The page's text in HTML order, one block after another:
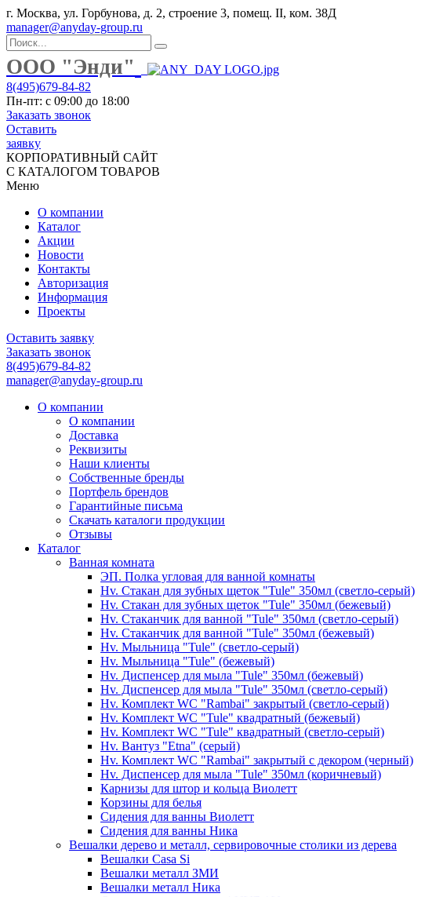
г. Москва, ул. Горбунова, д. 2, строение 3, помещ. II, ком. 38Д
manager@anyday-group.ru
ООО "Энди"
8(495)679-84-82
Пн-пт: с 09:00 до 18:00
Заказать звонок
Оставить
заявку
КОРПОРАТИВНЫЙ САЙТ
С КАТАЛОГОМ ТОВАРОВ
Меню
О компании
Каталог
Акции
Новости
Контакты
Авторизация
Информация
Проекты
Оставить заявку
Заказать звонок
8(495)679-84-82
manager@anyday-group.ru
О компании
О компании
Доставка
Реквизиты
Наши клиенты
Собственные бренды
Портфель брендов
Гарантийные письма
Скачать каталоги продукции
Отзывы
Каталог
Ванная комната
ЭП. Полка угловая для ванной комнаты
Hv. Стакан для зубных щеток "Tule" 350мл (светло-серый)
Hv. Стакан для зубных щеток "Tule" 350мл (бежевый)
Hv. Стаканчик для ванной "Tule" 350мл (светло-серый)
Hv. Стаканчик для ванной "Tule" 350мл (бежевый)
Hv. Мыльница "Tule" (светло-серый)
Hv. Мыльница "Tule" (бежевый)
Hv. Диспенсер для мыла "Tule" 350мл (бежевый)
Hv. Диспенсер для мыла "Tule" 350мл (светло-серый)
Hv. Комплект WC "Rambai" закрытый (светло-серый)
Hv. Комплект WC "Tule" квадратный (бежевый)
Hv. Комплект WC "Tule" квадратный (светло-серый)
Hv. Вантуз "Etna" (серый)
Hv. Комплект WC "Rambai" закрытый с декором (черный)
Hv. Диспенсер для мыла "Tule" 350мл (коричневый)
Карнизы для штор и кольца Виолетт
Корзины для белья
Сидения для ванны Виолетт
Сидения для ванны Ника
Вешалки дерево и металл, сервировочные столики из дерева
Вешалки Casa Si
Вешалки металл ЗМИ
Вешалки металл Ника